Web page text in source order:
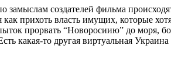
создателей фильма
прихоть власть имущих, которые
прорвать “Новоросиию” до моря,
какая-то другая виртуальная Украина